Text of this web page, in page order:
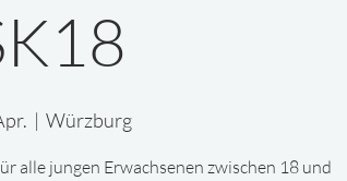
  |
Würzburg
alle jungen Erwachsenen zwischen 18 und